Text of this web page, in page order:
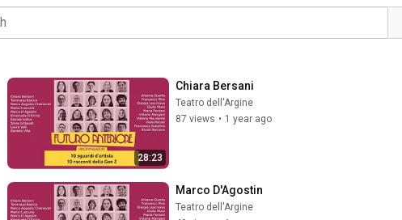
28:23
Chiara Bersani
Teatro dell'Argine
87 views • 1 year ago
Marco D'Agostin
Teatro dell'Argine